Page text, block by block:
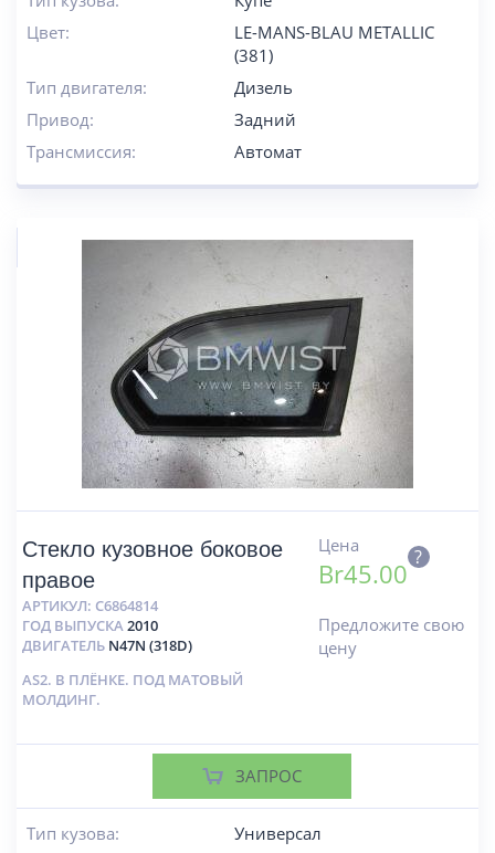
Цвет:
LE-MANS-BLAU METALLIC
(381)
Тип двигателя:
Дизель
Привод:
Задний
Трансмиссия:
Автомат
Стекло кузовное боковое
правое
АРТИКУЛ: C6864814
ГОД ВЫПУСКА2010
ДВИГАТЕЛЬ N47N (318D)
AS2. В ПЛЁНКЕ. ПОД МАТОВЫЙ
МОЛДИНГ.
Цена
Br45.00
?
Предложите свою
цену
ЗАПРОС
Тип кузова:
Универсал